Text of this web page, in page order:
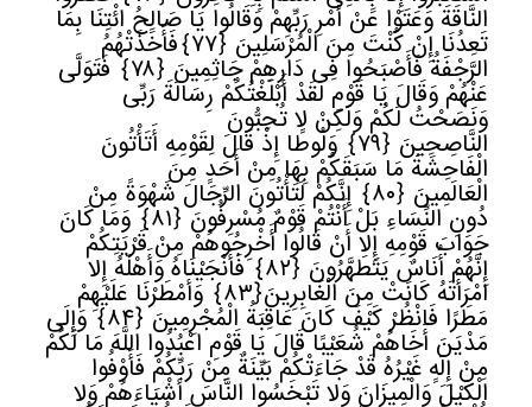
النَّاقَةَ وَعَتَوْا عَنْ أَمْرِ رَبِّهِمْ وَقَالُوا یَا صَالِحُ ائْتِنَا بِمَا
تَعِدُنَا إِنْ کُنْتَ مِنَ الْمُرْسَلِینَ ﴿٧٧﴾ فَأَخَذَتْهُمُ
الرَّجْفَةُ فَأَصْبَحُوا فِی دَارِهِمْ جَاثِمِینَ﴿٧٨﴾ فَتَوَلَّى
عَنْهُمْ وَقَالَ یَا قَوْمِ لَقَدْ أَبْلَغْتُکُمْ رِسَالَةَ رَبِّی
وَنَصَحْتُ لَکُمْ وَلَکِنْ لا تُحِبُّونَ
النَّاصِحِینَ ﴿٧٩﴾ وَلُوطًا إِذْ قَالَ لِقَوْمِهِ أَتَأْتُونَ
الْفَاحِشَةَ مَا سَبَقَکُمْ بِهَا مِنْ أَحَدٍ مِنَ
الْعَالَمِینَ ﴿٨٠﴾ إِنَّکُمْ لَتَأْتُونَ الرِّجَالَ شَهْوَةً مِنْ
دُونِ النِّسَاءِ بَلْ أَنْتُمْ قَوْمٌ مُسْرِفُونَ﴿٨١﴾ وَمَا کَانَ
جَوَابَ قَوْمِهِ إِلا أَنْ قَالُوا أَخْرِجُوهُمْ مِنْ قَرْیَتِکُمْ
إِنَّهُمْ أُنَاسٌ یَتَطَهَّرُونَ ﴿٨٢﴾ فَأَنْجَیْنَاهُ وَأَهْلَهُ إِلا
امْرَأَتَهُ کَانَتْ مِنَ الْغَابِرِینَ﴿٨٣﴾ وَأَمْطَرْنَا عَلَیْهِمْ
مَطَرًا فَانْظُرْ کَیْفَ کَانَ عَاقِبَةُ الْمُجْرِمِینَ﴿٨٤﴾ وَإِلَى
مَدْیَنَ أَخَاهُمْ شُعَیْبًا قَالَ یَا قَوْمِ اعْبُدُوا اللَّهَ مَا لَکُمْ
مِنْ إِلَهٍ غَیْرُهُ قَدْ جَاءَتْکُمْ بَیِّنَةٌ مِنْ رَبِّکُمْ فَأَوْفُوا
الْکَیْلَ وَالْمِیزَانَ وَلا تَبْخَسُوا النَّاسَ أَشْیَاءَهُمْ وَلا